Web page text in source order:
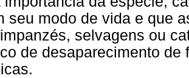
seu modo de vida e que
selvagens ou
de desaparecimento